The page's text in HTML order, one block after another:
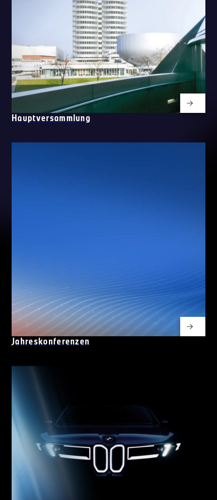
Hauptversammlung
Jahreskonferenzen